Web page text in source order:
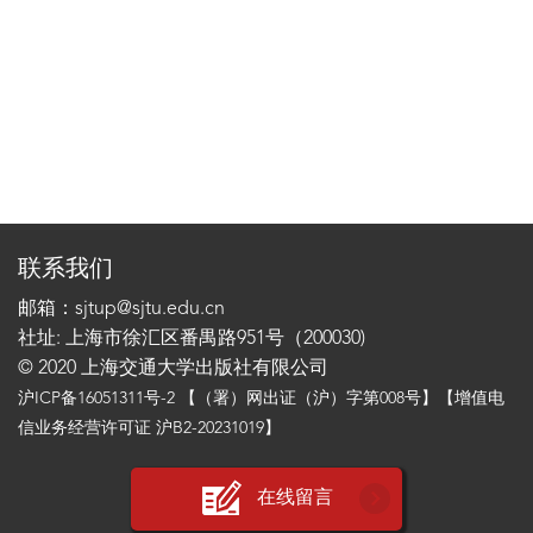
联系我们
邮箱：sjtup@sjtu.edu.cn
社址: 上海市徐汇区番禺路951号（200030)
© 2020 上海交通大学出版社有限公司
沪ICP备16051311号-2 【（署）网出证（沪）字第008号】【增值电
信业务经营许可证 沪B2-20231019】
在线留言